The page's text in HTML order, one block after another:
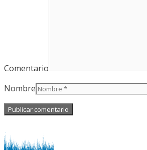
Comentario
Nombre